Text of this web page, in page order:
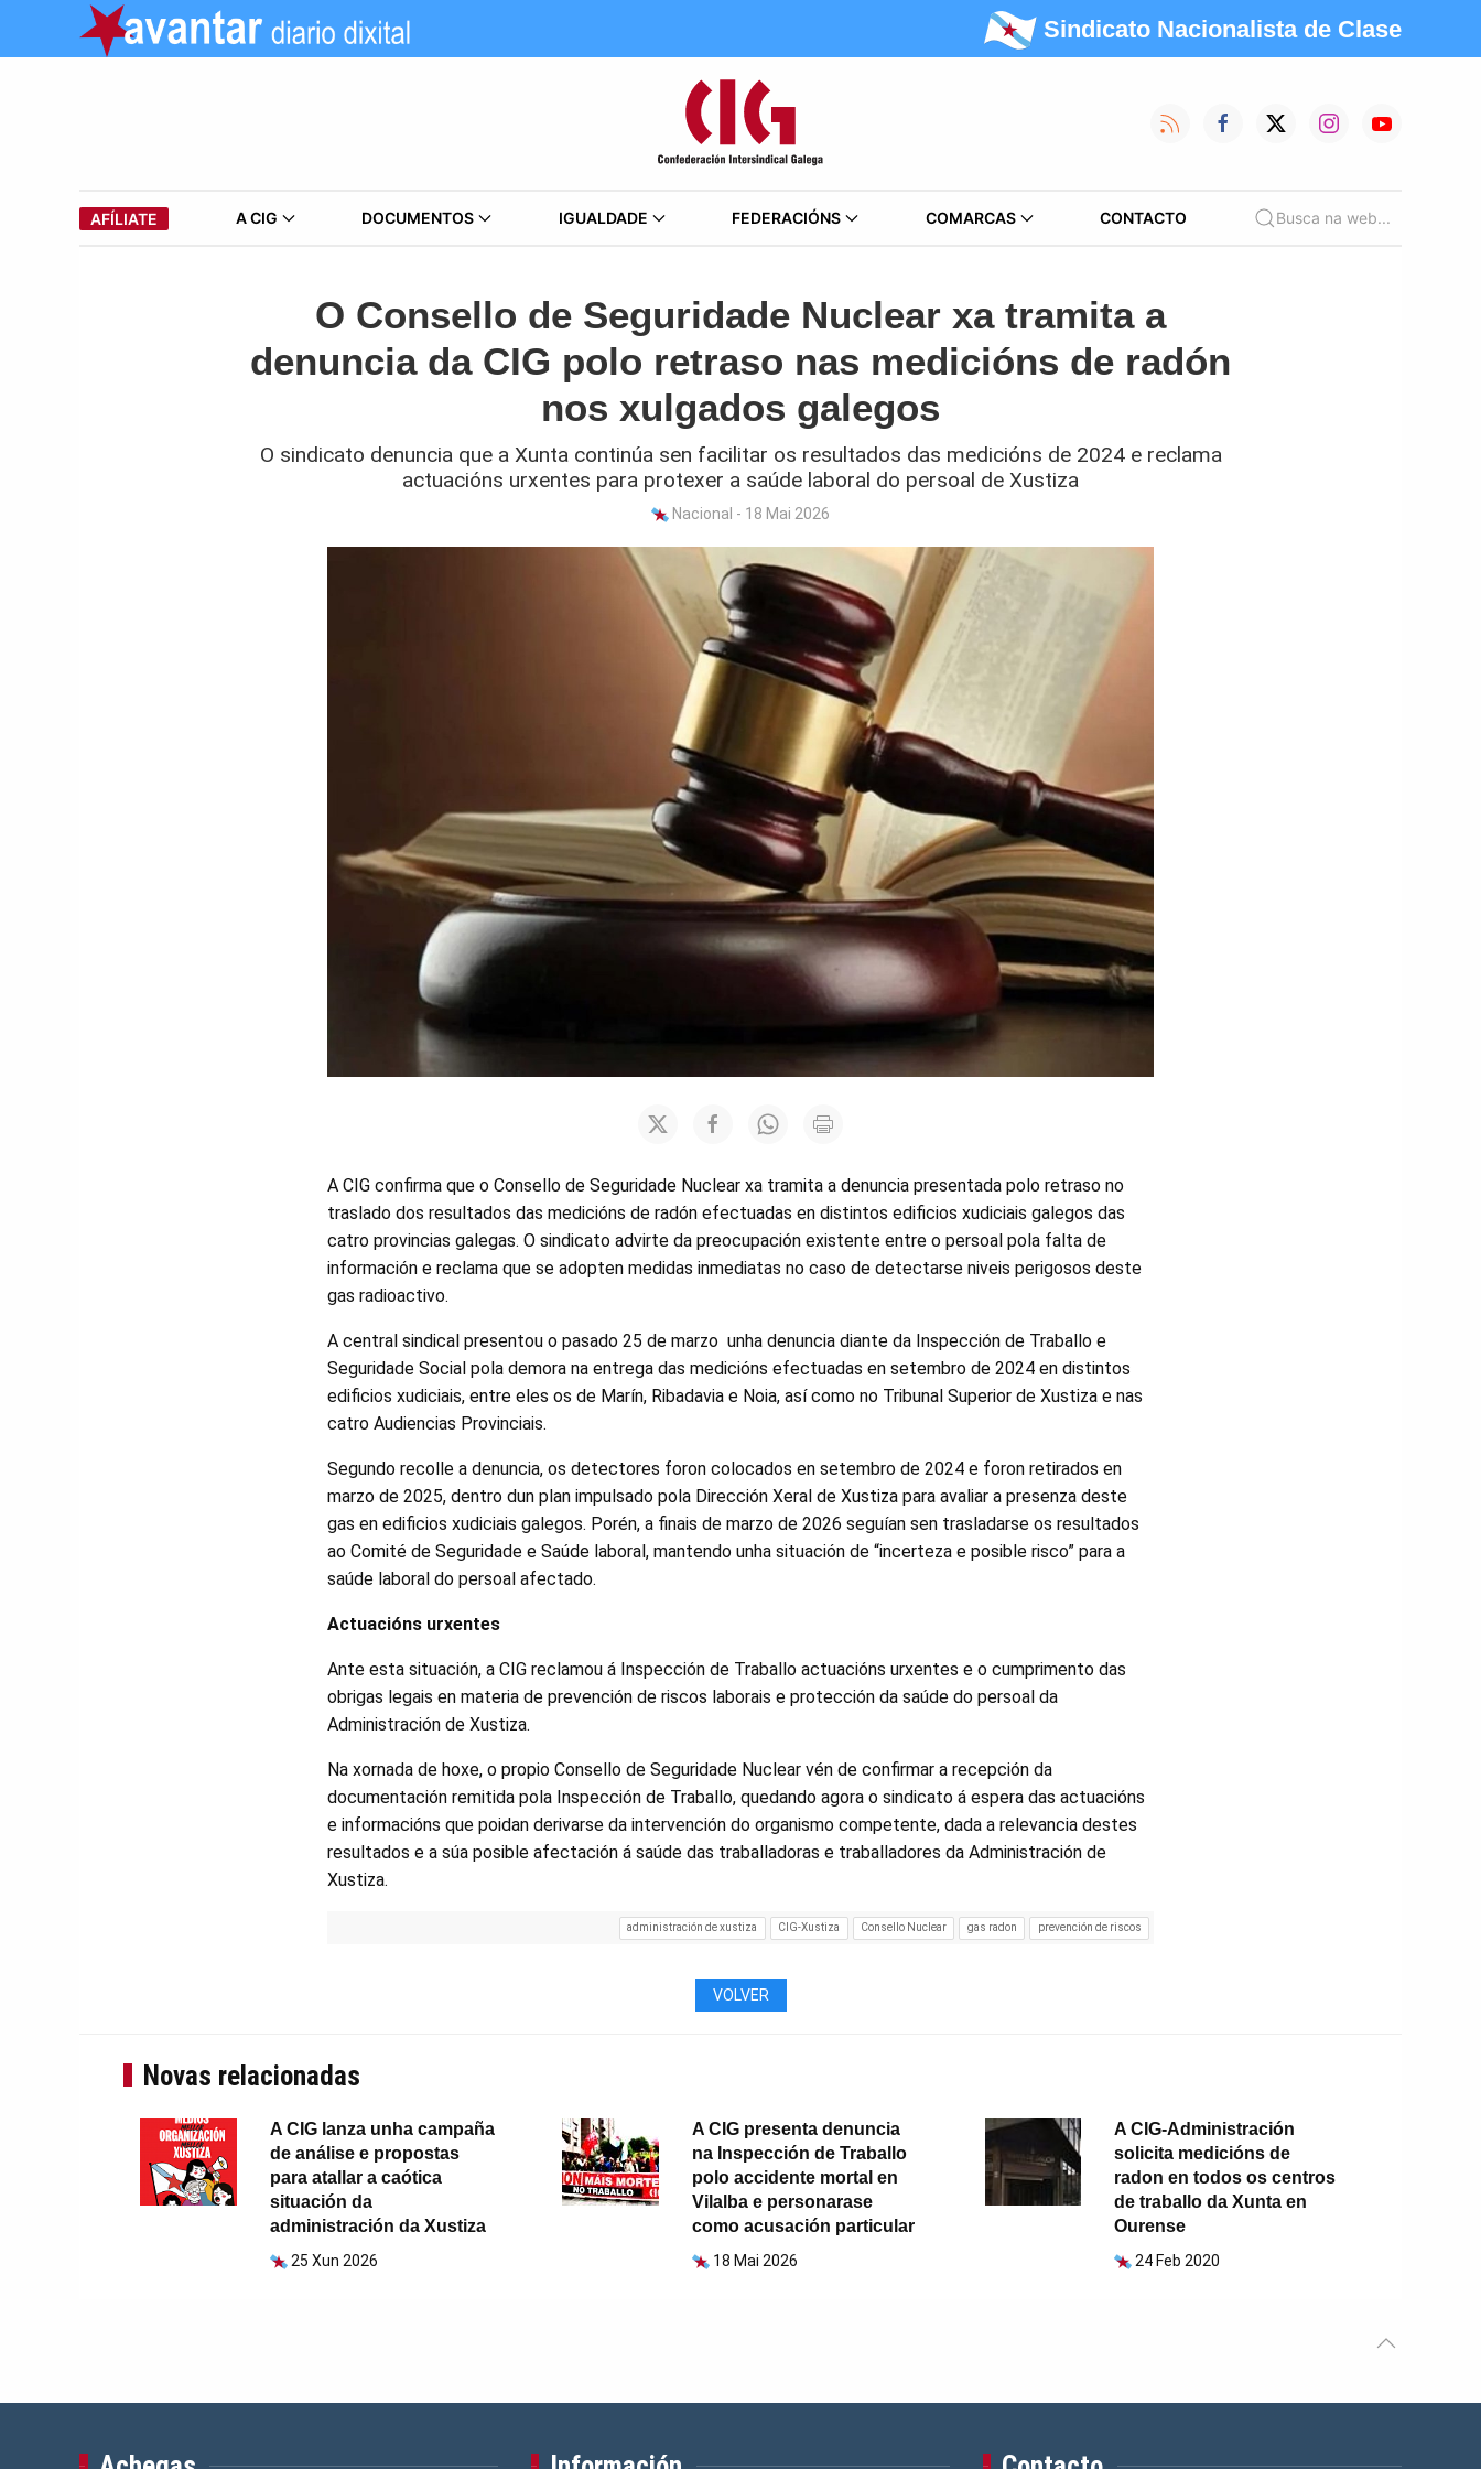
Sindicato Nacionalista de Clase
AFÍLIATE A CIG DOCUMENTOS IGUALDADE FEDERACIÓNS COMARCAS CONTACTO Busca na web...
O Consello de Seguridade Nuclear xa tramita a
denuncia da CIG polo retraso nas medicións de radón
nos xulgados galegos
O sindicato denuncia que a Xunta continúa sen facilitar os resultados das medicións de 2024 e reclama
actuacións urxentes para protexer a saúde laboral do persoal de Xustiza
Nacional - 18 Mai 2026
A CIG confirma que o Consello de Seguridade Nuclear xa tramita a denuncia presentada polo retraso no
traslado dos resultados das medicións de radón efectuadas en distintos edificios xudiciais galegos das
catro provincias galegas. O sindicato advirte da preocupación existente entre o persoal pola falta de
información e reclama que se adopten medidas inmediatas no caso de detectarse niveis perigosos deste
gas radioactivo.
A central sindical presentou o pasado 25 de marzo unha denuncia diante da Inspección de Traballo e
Seguridade Social pola demora na entrega das medicións efectuadas en setembro de 2024 en distintos
edificios xudiciais, entre eles os de Marín, Ribadavia e Noia, así como no Tribunal Superior de Xustiza e nas
catro Audiencias Provinciais.
Segundo recolle a denuncia, os detectores foron colocados en setembro de 2024 e foron retirados en
marzo de 2025, dentro dun plan impulsado pola Dirección Xeral de Xustiza para avaliar a presenza deste
gas en edificios xudiciais galegos. Porén, a finais de marzo de 2026 seguían sen trasladarse os resultados
ao Comité de Seguridade e Saúde laboral, mantendo unha situación de “incerteza e posible risco” para a
saúde laboral do persoal afectado.
Actuacións urxentes
Ante esta situación, a CIG reclamou á Inspección de Traballo actuacións urxentes e o cumprimento das
obrigas legais en materia de prevención de riscos laborais e protección da saúde do persoal da
Administración de Xustiza.
Na xornada de hoxe, o propio Consello de Seguridade Nuclear vén de confirmar a recepción da
documentación remitida pola Inspección de Traballo, quedando agora o sindicato á espera das actuacións
e informacións que poidan derivarse da intervención do organismo competente, dada a relevancia destes
resultados e a súa posible afectación á saúde das traballadoras e traballadores da Administración de
Xustiza.
administración de xustiza CIG-Xustiza Consello Nuclear gas radon prevención de riscos
VOLVER
Novas relacionadas
A CIG lanza unha campaña
de análise e propostas
para atallar a caótica
situación da
administración da Xustiza
25 Xun 2026
A CIG presenta denuncia
na Inspección de Traballo
polo accidente mortal en
Vilalba e personarase
como acusación particular
18 Mai 2026
A CIG-Administración
solicita medicións de
radon en todos os centros
de traballo da Xunta en
Ourense
24 Feb 2020